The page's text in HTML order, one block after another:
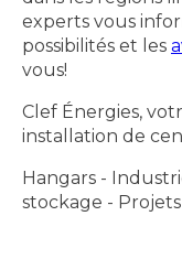
experts vous
possibilités et les
vous!
Clef Énergies,
installation de
Hangars -
stockage -